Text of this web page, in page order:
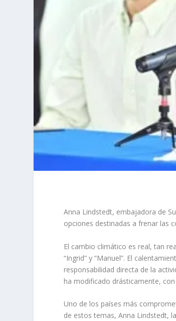
Anna Lindstedt, embajadora de
opciones destinadas a frenar las
El cambio climático es real, tan
“Ingrid” y “Manuel”. El
responsabilidad directa de la
ha modificado drásticamente,
Uno de los países más
de estos temas, Anna Lindstedt,